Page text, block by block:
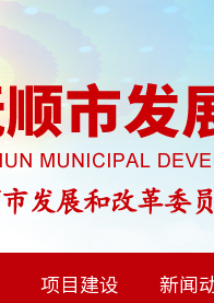
项目建设 新闻